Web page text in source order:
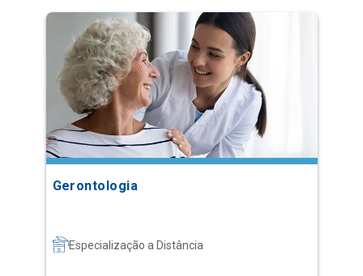
Gerontologia
Especialização a Distância